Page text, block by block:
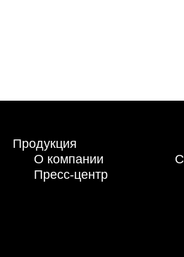
Продукция
О компании
Пресс-центр